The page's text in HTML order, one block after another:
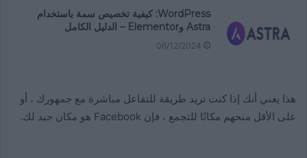
WordPress: كيفية تخصيص سمة باستخدام
Astra وElementor – الدليل الكامل
06/12/2024
هذا يعني أنك إذا كنت تريد طريقة للتفاعل مباشرة مع جمهورك ، أو
على الأقل منحهم مكانًا للتجمع ، فإن Facebook هو مكان جيد لك.